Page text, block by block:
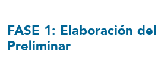
FASE 1: Elaboración
Preliminar